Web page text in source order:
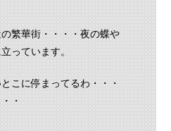
繁華街・・・・夜の蝶や
っています。
こに停まってるわ・・・
・